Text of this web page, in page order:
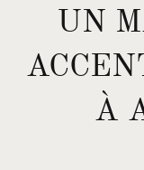
UN
À